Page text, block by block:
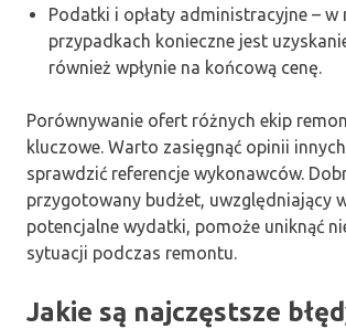
Podatki i opłaty administracyjne – w
przypadkach konieczne jest
również wpłynie na końcową cenę.
Porównywanie ofert różnych ekip
kluczowe. Warto zasięgnąć opinii
sprawdzić referencje wykonawców.
przygotowany budżet, uwzględniający
potencjalne wydatki, pomoże uniknąć
sytuacji podczas remontu.
Jakie są najczęstsze